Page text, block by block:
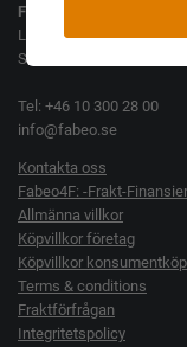
Fabeo AB
Lamellgatan 10
SE-261 35 Landskrona
Tel: +46 10 300 28 00
info@fabeo.se
Kontakta oss
Fabeo4F: -Frakt-
Allmänna villkor
Köpvillkor företag
Köpvillkor konsumentköp
Terms & conditions
Fraktförfrågan
Integritetspolicy